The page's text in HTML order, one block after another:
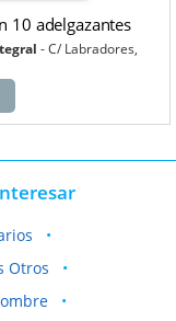
10 adelgazantes
C/ Labradores,
Otros